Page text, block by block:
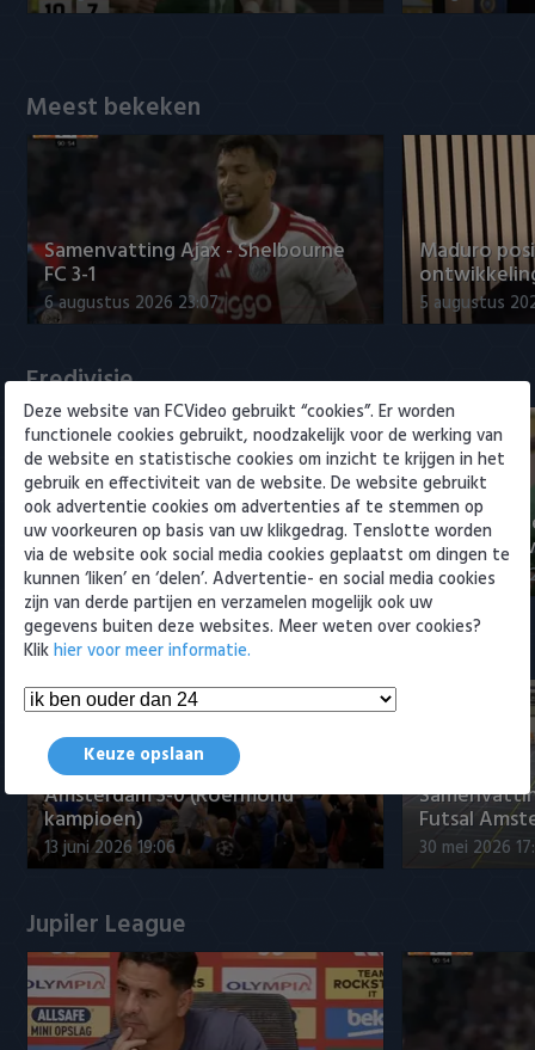
SC Heerenveen
Vitesse
Willem II
Meest bekeken
Samenvatting Ajax - Shelbourne
FC 3-1
6 augustus 2026 23:07
Maduro
5 augustus
Eredivisie
Voorbeschouwing Cambuur-
Excelsior met Plat en El Arguioui
6 augustus 2026 18:49
PSV
ervaren
6 augustus
Samenvattingen Eredivisie
Tigers Roermond - Futsal
Amsterdam 3-0 (Roermond
kampioen)
13 juni 2026 19:06
Futsal
30 mei 2026
Jupiler League
Deze website van FCVideo gebruikt “cookies”. Er worden
functionele cookies gebruikt, noodzakelijk voor de werking van
de website en statistische cookies om inzicht te krijgen in het
gebruik en effectiviteit van de website. De website gebruikt
ook advertentie cookies om advertenties af te stemmen op
uw voorkeuren op basis van uw klikgedrag. Tenslotte worden
via de website ook social media cookies geplaatst om dingen te
kunnen ‘liken’ en ‘delen’. Advertentie- en social media cookies
zijn van derde partijen en verzamelen mogelijk ook uw
gegevens buiten deze websites. Meer weten over cookies?
Klikhier voor meer informatie.
Keuze opslaan